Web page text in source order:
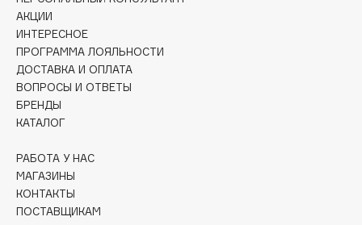
Consly
Corimo
CosRX
Crescina
Curaprox
АКЦИИ
ИНТЕРЕСНОЕ
ПРОГРАММА ЛОЯЛЬНОСТИ
ДОСТАВКА И ОПЛАТА
ВОПРОСЫ И ОТВЕТЫ
БРЕНДЫ
КАТАЛОГ
РАБОТА У НАС
МАГАЗИНЫ
КОНТАКТЫ
ПОСТАВЩИКАМ